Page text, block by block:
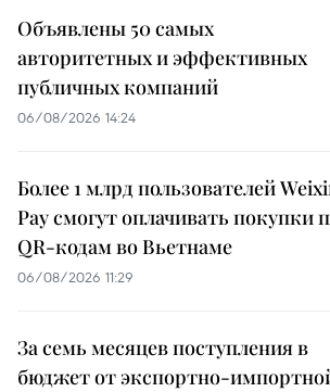
Объявлены 50 самых
авторитетных и эффективных
публичных компаний
06/08/2026 14:24
Более 1 млрд пользователей
Pay смогут оплачивать покупки
QR-кодам во Вьетнаме
06/08/2026 11:29
За семь месяцев поступления в
бюджет от экспортно-